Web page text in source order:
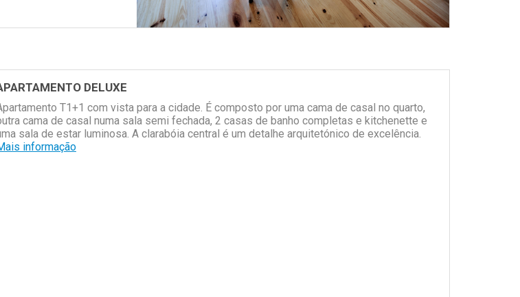
DELUXE
T1+1 com vista para a cidade. É composto por uma cama de casal no quarto,
cama de casal numa sala semi fechada, 2 casas de banho completas e kitchenette e
sala de estar luminosa. A clarabóia central é um detalhe arquitetónico de excelência.
informação